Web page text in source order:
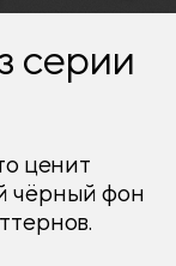
нет
серии
ценит
чёрный фон